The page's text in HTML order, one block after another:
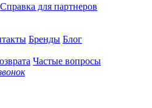
Справка для партнеров
Бренды Блог
Частые вопросы